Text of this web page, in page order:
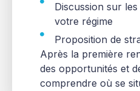
Discussion sur
votre régime
Proposition de
Après la première
des opportunités et
comprendre où se